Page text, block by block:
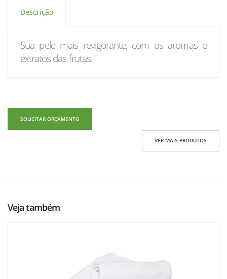
Descrição
Sua pele mais revigorante, com os aromas e
extratos das frutas.
SOLICITAR ORÇAMENTO
VER MAIS PRODUTOS
Veja também